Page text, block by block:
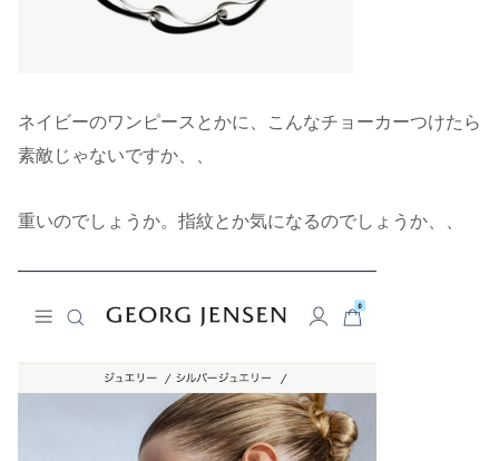
ネイビーのワンピースとかに、こんなチョーカーつけたら
素敵じゃないですか、、
重いのでしょうか。指紋とか気になるのでしょうか、、